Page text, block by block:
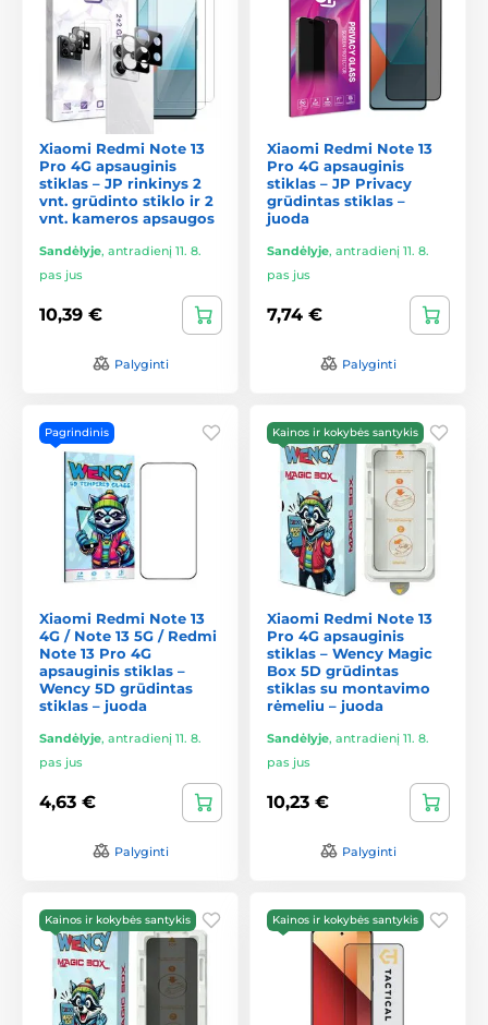
Xiaomi Redmi Note 13
Pro 4G apsauginis
stiklas – JP rinkinys 2
vnt. grūdinto stiklo ir 2
vnt. kameros apsaugos
Sandėlyje, antradienį 11. 8.
pas jus
10,39 €
Palyginti
Xiaomi Redmi Note 13
Pro 4G apsauginis
stiklas – JP Privacy
grūdintas stiklas –
juoda
Sandėlyje, antradienį 11. 8.
pas jus
7,74 €
Palyginti
Pagrindinis
Xiaomi Redmi Note 13
4G / Note 13 5G / Redmi
Note 13 Pro 4G
apsauginis stiklas –
Wency 5D grūdintas
stiklas – juoda
Sandėlyje, antradienį 11. 8.
pas jus
4,63 €
Palyginti
Kainos ir kokybės santykis
Xiaomi Redmi Note 13
Pro 4G apsauginis
stiklas – Wency Magic
Box 5D grūdintas
stiklas su montavimo
rėmeliu – juoda
Sandėlyje, antradienį 11. 8.
pas jus
10,23 €
Palyginti
Kainos ir kokybės santykis Kainos ir kokybės santykis